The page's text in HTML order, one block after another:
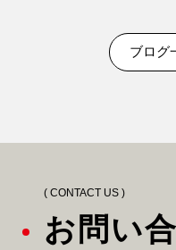
ブログ
( CONTACT US )
お問い